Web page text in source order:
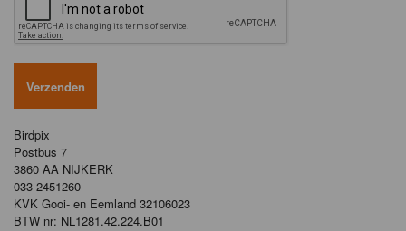
Birdpix
Postbus 7
3860 AA NIJKERK
033-2451260
KVK Gooi- en Eemland 32106023
BTW nr: NL1281.42.224.B01